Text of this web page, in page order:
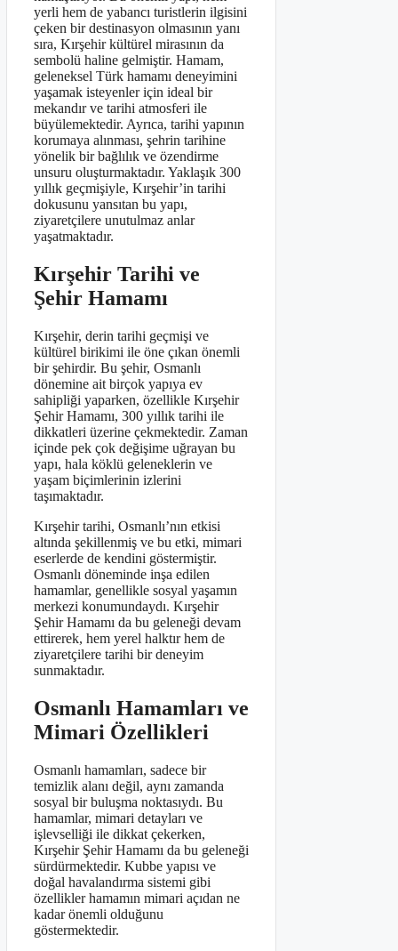
yerli hem de yabancı turistlerin ilgisini
çeken bir destinasyon olmasının yanı
sıra, Kırşehir kültürel mirasının da
sembolü haline gelmiştir. Hamam,
geleneksel Türk hamamı deneyimini
yaşamak isteyenler için ideal bir
mekandır ve tarihi atmosferi ile
büyülemektedir. Ayrıca, tarihi yapının
korumaya alınması, şehrin tarihine
yönelik bir bağlılık ve özendirme
unsuru oluşturmaktadır. Yaklaşık 300
yıllık geçmişiyle, Kırşehir’in tarihi
dokusunu yansıtan bu yapı,
ziyaretçilere unutulmaz anlar
yaşatmaktadır.
Kırşehir Tarihi ve
Şehir Hamamı
Kırşehir, derin tarihi geçmişi ve
kültürel birikimi ile öne çıkan önemli
bir şehirdir. Bu şehir, Osmanlı
dönemine ait birçok yapıya ev
sahipliği yaparken, özellikle Kırşehir
Şehir Hamamı, 300 yıllık tarihi ile
dikkatleri üzerine çekmektedir. Zaman
içinde pek çok değişime uğrayan bu
yapı, hala köklü geleneklerin ve
yaşam biçimlerinin izlerini
taşımaktadır.
Kırşehir tarihi, Osmanlı’nın etkisi
altında şekillenmiş ve bu etki, mimari
eserlerde de kendini göstermiştir.
Osmanlı döneminde inşa edilen
hamamlar, genellikle sosyal yaşamın
merkezi konumundaydı. Kırşehir
Şehir Hamamı da bu geleneği devam
ettirerek, hem yerel halktır hem de
ziyaretçilere tarihi bir deneyim
sunmaktadır.
Osmanlı Hamamları ve
Mimari Özellikleri
Osmanlı hamamları, sadece bir
temizlik alanı değil, aynı zamanda
sosyal bir buluşma noktasıydı. Bu
hamamlar, mimari detayları ve
işlevselliği ile dikkat çekerken,
Kırşehir Şehir Hamamı da bu geleneği
sürdürmektedir. Kubbe yapısı ve
doğal havalandırma sistemi gibi
özellikler hamamın mimari açıdan ne
kadar önemli olduğunu
göstermektedir.